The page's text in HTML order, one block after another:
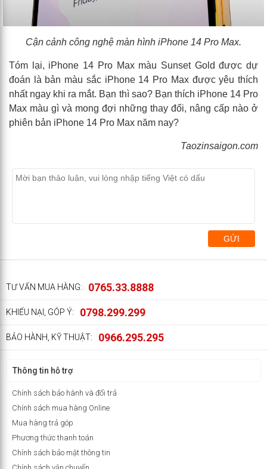
Cận cảnh công nghệ màn hình iPhone 14 Pro Max.
Tóm lại, iPhone 14 Pro Max màu Sunset Gold được dự
đoán là bản màu sắc iPhone 14 Pro Max được yêu thích
nhất ngay khi ra mắt. Bạn thì sao? Bạn thích iPhone 14 Pro
Max màu gì và mong đợi những thay đổi, nâng cấp nào ở
phiên bản iPhone 14 Pro Max năm nay?
Taozinsaigon.com
GỬI
TƯ VẤN MUA HÀNG: 0765.33.8888
KHIẾU NẠI, GÓP Ý: 0798.299.299
BẢO HÀNH, KỸ THUẬT: 0966.295.295
Thông tin hỗ trợ
Chính sách bảo hành và đổi trả
Chính sách mua hàng Online
Mua hàng trả góp
Phương thức thanh toán
Chính sách bảo mật thông tin